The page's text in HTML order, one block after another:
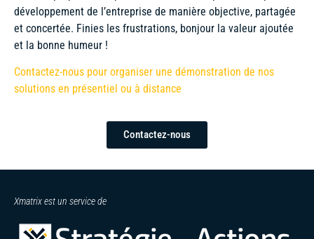
développement de l’entreprise de manière objective, partagée
et concertée. Finies les frustrations, bonjour la valeur ajoutée
et la bonne humeur !
Contactez-nous pour organiser une démonstration de nos
solutions en présentiel ou à distance
Contactez-nous
Xmatrix est un service de